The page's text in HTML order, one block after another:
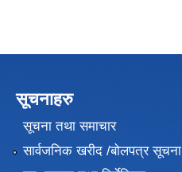
सूचनाहरु
सूचना तथा समाचार
सार्वजनिक खरीद /बोलपत्र सूचना